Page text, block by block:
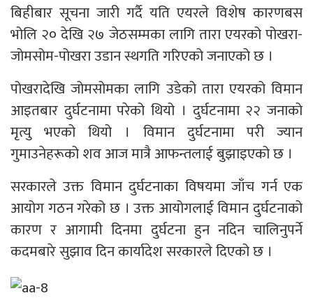
बिहीबार सूचना जारी गर्दै यति एयरले विशेष कारणबस
भोलि २० देखि २७ जेठसम्मका लागि तारा एयरको पोखरा-
जोमसोम-पोखरा उडान स्थगति गरिएको जनाएको छ ।
पोखरादेखि जोमसोमका लागि उडेको तारा एयरको विमान
आइतबार दुर्घटनामा परेको थियो । दुर्घटनामा २२ जनाको
मृत्यु भएको थियो । विमान दुर्घटनामा परी ज्यान
गुमाउनेहरूको शव आज मात्रै आफन्तलाई बुझाइएको छ ।
सरकारले उक्त विमान दुर्घटनाका विषयमा जाँच गर्न एक
आयोग गठन गरेको छ । उक्त आयोगलाई विमान दुर्घटनाको
कारण र आगामी दिनमा दुर्घटना हुन नदिन चालिनुपर्ने
कदमबारे सुझाव दिन कार्यादेश सरकारले दिएको छ ।